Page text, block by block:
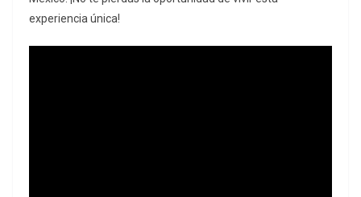
experiencia única!